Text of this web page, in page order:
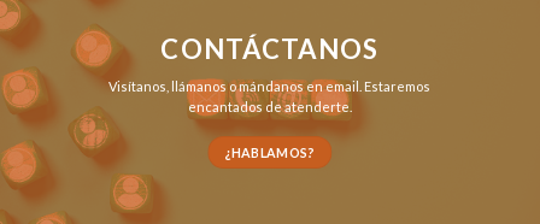
CONTÁCTANOS
Visítanos, llámanosomándanos en email . Estaremos
encantados de atenderte.
¿HABLAMOS?